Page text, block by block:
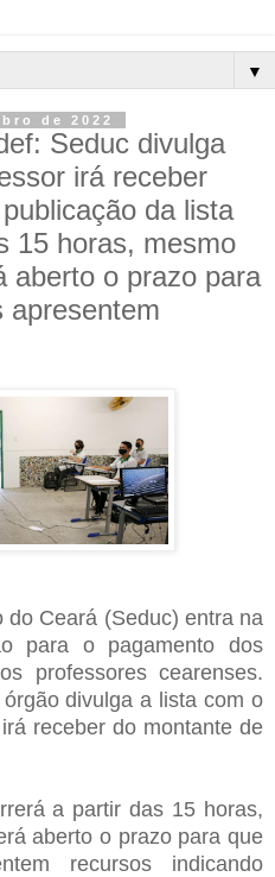
▼
de 2022
Seduc divulga
irá receber
da lista
15 horas, mesmo
aberto o prazo para
apresentem
Ceará (Seduc) entra na
para o pagamento dos
professores cearenses.
divulga a lista com o
receber do montante de
a partir das 15 horas,
aberto o prazo para que
recursos indicando